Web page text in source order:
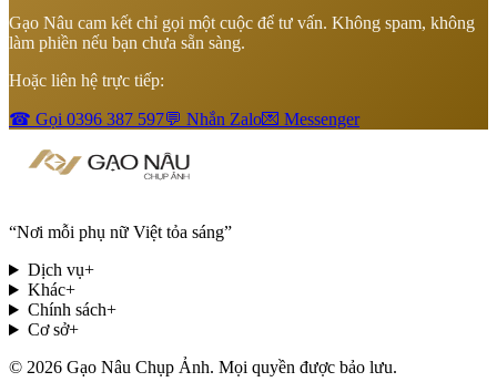
Gạo Nâu cam kết chỉ gọi một cuộc để tư vấn. Không spam, không
làm phiền nếu bạn chưa sẵn sàng.
Hoặc liên hệ trực tiếp:
☎ Gọi 0396 387 597💬 Nhắn Zalo💌 Messenger
“Nơi mỗi phụ nữ Việt tỏa sáng”
Dịch vụ+
Khác+
Chính sách+
Cơ sở+
© 2026 Gạo Nâu Chụp Ảnh. Mọi quyền được bảo lưu.